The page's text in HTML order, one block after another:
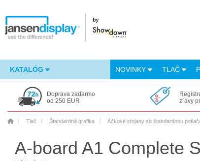
KATALÓG NOVINKY TLAČ
Doprava zadarmo
od 250 EUR
zľavy
Tlač Štandardná grafika Áčkové stojany so štandardnou
A-board A1 Complete